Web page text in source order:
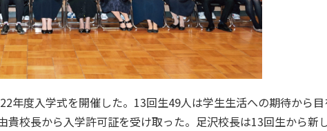
年度入学式を開催した。13回生49人は学生生活への期待から
貴校長から入学許可証を受け取った。足沢校長は13回生から